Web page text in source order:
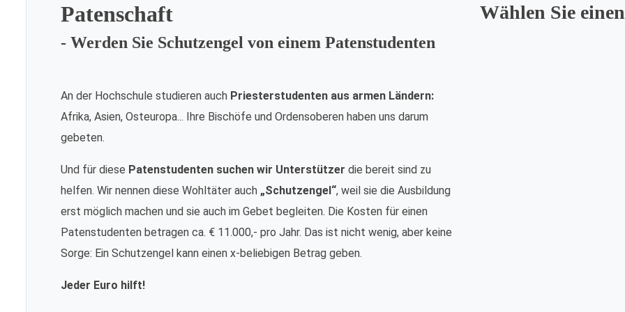
Patenschaft
- Werden Sie Schutzengel von einem Patenstudenten
An der Hochschule studieren auch Priesterstudenten aus armen Ländern:
Afrika, Asien, Osteuropa... Ihre Bischöfe und Ordensoberen haben uns darum
gebeten.
Und für diese Patenstudenten suchen wir Unterstützer die bereit sind zu
helfen. Wir nennen diese Wohltäter auch „Schutzengel“, weil sie die Ausbildung
erst möglich machen und sie auch im Gebet begleiten. Die Kosten für einen
Patenstudenten betragen ca. € 11.000,- pro Jahr. Das ist nicht wenig, aber keine
Sorge: Ein Schutzengel kann einen x-beliebigen Betrag geben.
Jeder Euro hilft!
Wählen Sie